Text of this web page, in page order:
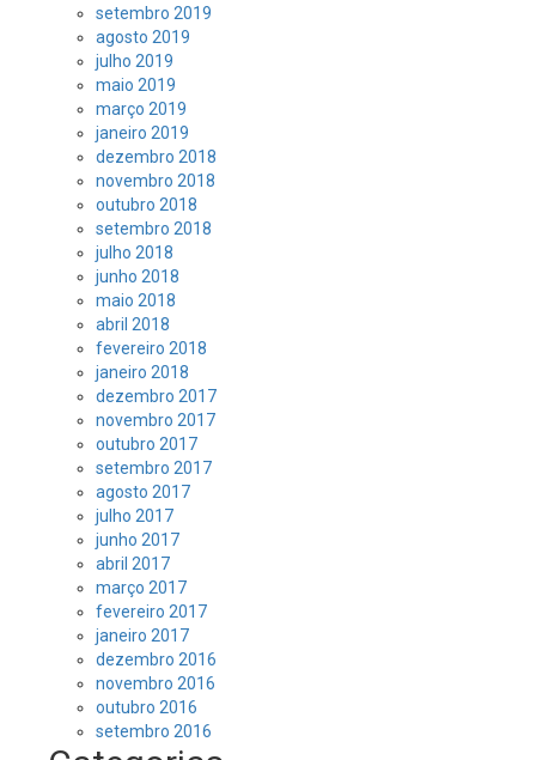
setembro 2019
agosto 2019
julho 2019
maio 2019
março 2019
janeiro 2019
dezembro 2018
novembro 2018
outubro 2018
setembro 2018
julho 2018
junho 2018
maio 2018
abril 2018
fevereiro 2018
janeiro 2018
dezembro 2017
novembro 2017
outubro 2017
setembro 2017
agosto 2017
julho 2017
junho 2017
abril 2017
março 2017
fevereiro 2017
janeiro 2017
dezembro 2016
novembro 2016
outubro 2016
setembro 2016